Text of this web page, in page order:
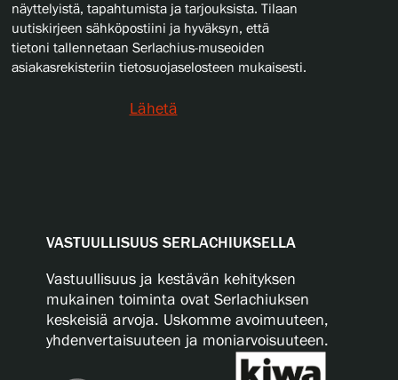
näyttelyistä, tapahtumista ja tarjouksista. Tilaan
uutiskirjeen sähköpostiini ja hyväksyn, että
tietoni tallennetaan Serlachius-museoiden
asiakasrekisteriin tietosuojaselosteen mukaisesti.
Lähetä
VASTUULLISUUS SERLACHIUKSELLA
Vastuullisuus ja kestävän kehityksen
mukainen toiminta ovat Serlachiuksen
keskeisiä arvoja. Uskomme avoimuuteen,
yhdenvertaisuuteen ja moniarvoisuuteen.